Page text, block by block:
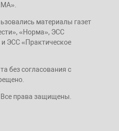
материалы газет
«Норма», ЭСС
и ЭСС «Практическое
без согласования с
права защищены.